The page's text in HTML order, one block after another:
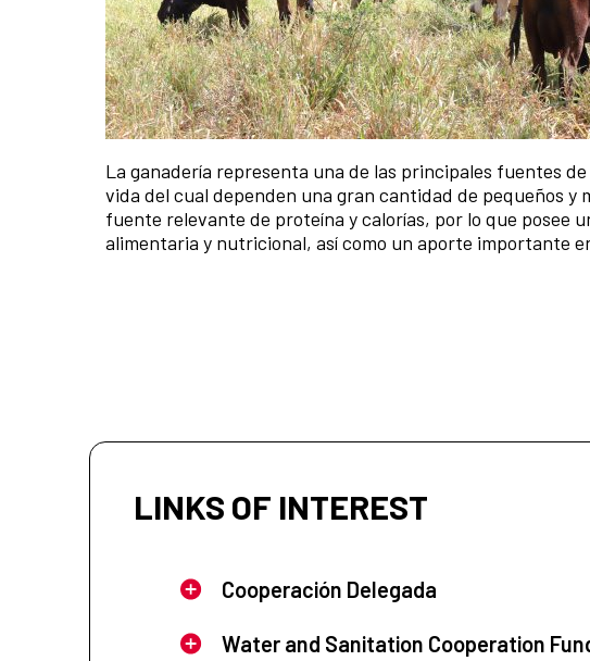
La ganadería representa una de las principales fuentes
vida del cual dependen una gran cantidad de pequeños
fuente relevante de proteína y calorías, por lo que posee
alimentaria y nutricional, así como un aporte importante
LINKS OF INTEREST
Cooperación Delegada
Water and Sanitation Cooperation